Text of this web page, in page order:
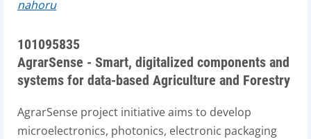
nahoru
101095835
AgrarSense - Smart, digitalized components and
systems for data-based Agriculture and Forestry
AgrarSense project initiative aims to develop
microelectronics, photonics, electronic packaging